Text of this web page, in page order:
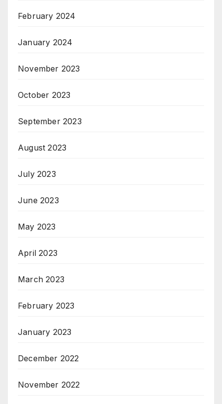
February 2024
January 2024
November 2023
October 2023
September 2023
August 2023
July 2023
June 2023
May 2023
April 2023
March 2023
February 2023
January 2023
December 2022
November 2022